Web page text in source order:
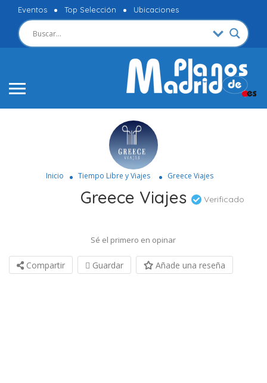
Eventos Top Selección Ubicaciones
Inicio Tiempo Libre y Viajes Greece Viajes
Greece Viajes Verificado
Sé el primero en opinar
Compartir Guardar Añade una reseña